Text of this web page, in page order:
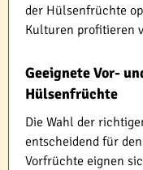
der Hülsenfrüchte
Kulturen profitieren
Geeignete Vor-
Hülsenfrüchte
Die Wahl der
entscheidend für
Vorfrüchte eignen